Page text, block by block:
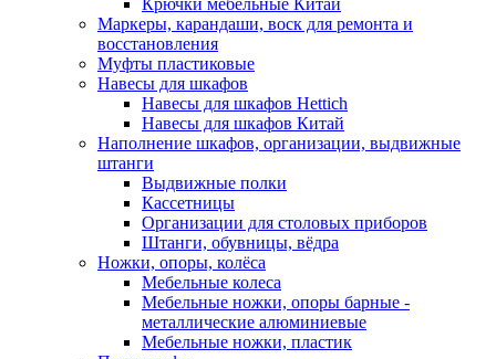
Крючки мебельные Китай
Маркеры, карандаши, воск для ремонта и
восстановления
Муфты пластиковые
Навесы для шкафов
Навесы для шкафов Hettich
Навесы для шкафов Китай
Наполнение шкафов, организации, выдвижные
штанги
Выдвижные полки
Кассетницы
Организации для столовых приборов
Штанги, обувницы, вёдра
Ножки, опоры, колёса
Мебельные колеса
Мебельные ножки, опоры барные -
металлические алюминиевые
Мебельные ножки, пластик